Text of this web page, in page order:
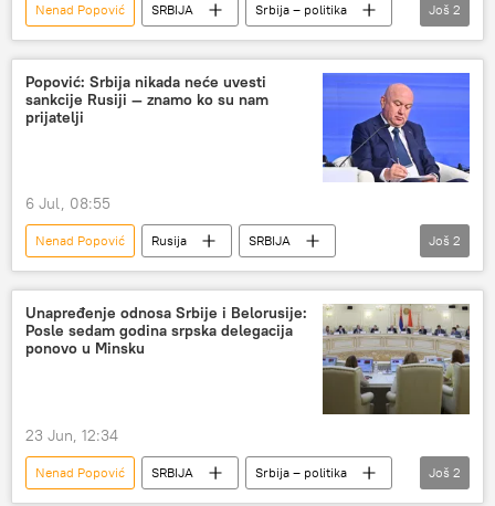
Nenad Popović SRBIJA
Srbija – politika
Srbija
Rusija
Još 2
Popović: Srbija nikada neće uvesti
sankcije Rusiji — znamo ko su nam
prijatelji
6 Jul, 08:55
Nenad Popović Rusija
SRBIJA
Srbija
Srbija – politika
Još 2
Unapređenje odnosa Srbije i Belorusije:
Posle sedam godina srpska delegacija
ponovo u Minsku
23 Jun, 12:34
Nenad Popović SRBIJA
Srbija – politika
Još 2